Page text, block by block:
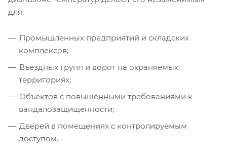
для:
Промышленных предприятий и складских
комплексов;
Въездных групп и ворот на охраняемых
территориях;
Объектов с повышенными требованиями к
вандалозащищенности;
Дверей в помещениях с контролируемым
доступом.